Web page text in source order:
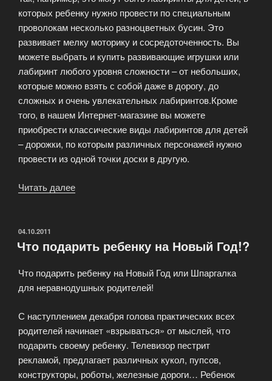
которых ребенку нужно провести по специальным
проволокам несколько разноцветных бусин. Это
развивает мелку моторику и сосредоточенность. Вы
можете выбрать и купить развивающие игрушки или
лабиринт любого уровня сложности – от небольших,
которые можно взять с собой даже в дорогу, до
сложных и очень увлекательных лабиринтов.Кроме
того, в нашем Интернет-магазине вы можете
приобрести классические виды лабиринтов для детей
– дорожки, по которым различных персонажей нужно
провести из одной точки доски в другую.
Читать далее
ОПУБЛИКОВАНО
04.10.2011
Что подарить ребенку на Новый Год!?
Что подарить ребенку на Новый Год или Шпаргалка
для неравнодушных родителей!
С наступлением декабря голова практических всех
родителей начинает «взрываться» от мыслей, что
подарить своему ребенку. Телевизор пестрит
рекламой, предлагает различных кукол, пупсов,
конструкторы, роботы, железные дороги… Ребенок